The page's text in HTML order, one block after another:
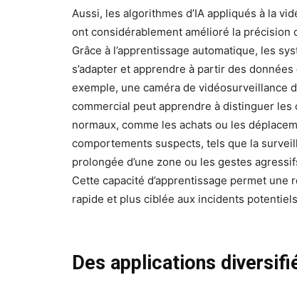
Aussi, les algorithmes d’IA appliqués à la
ont considérablement amélioré la précision
Grâce à l’apprentissage automatique, les
s’adapter et apprendre à partir des
exemple, une caméra de vidéosurveillance
commercial peut apprendre à distinguer les
normaux, comme les achats ou les
comportements suspects, tels que la
prolongée d’une zone ou les gestes
Cette capacité d’apprentissage permet une
rapide et plus ciblée aux incidents
Des applications